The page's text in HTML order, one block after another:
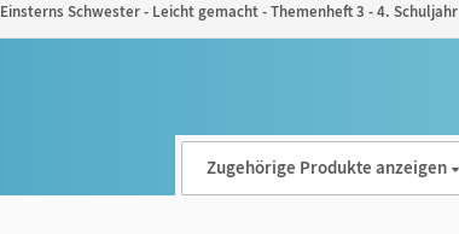
Einsterns Schwester - Leicht gemacht - Themenheft 3 - 4. Schuljahr
Zugehörige Produkte anzeigen